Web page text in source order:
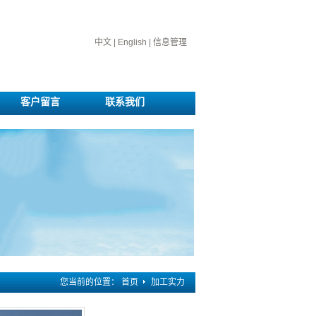
中文 English 信息管理
客户留言 联系我们
您当前的位置： 首页 加工实力